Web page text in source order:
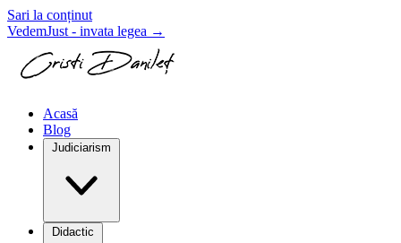
Sari la conținut
VedemJust - invata legea →
Acasă
Blog
Judiciarism
Didactic